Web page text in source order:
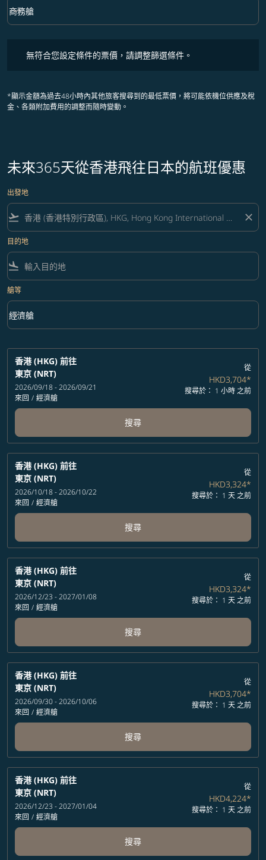
艙等 option 商務艙 Selected
商務艙
keyboard_arrow_down
無符合您設定條件的票價，請調整篩選條件。
*顯示金額為過去48小時內其他旅客搜尋到的最低票價，將可能依機位供應及稅
金、各類附加費用的調整而隨時變動。
未來365天從香港飛往日本的航班優惠
出發地
flight_takeoff close
目的地
flight_land
艙等
艙等 option 經濟艙 Selected
經濟艙
keyboard_arrow_down
香港 (HKG) 前往
東京 (NRT)
2026/09/18 - 2026/09/21
來回 / 經濟艙
從
HKD3,704*
搜尋於： 1 小時 之前
搜尋
香港 (HKG) 前往
東京 (NRT)
2026/10/18 - 2026/10/22
來回 / 經濟艙
從
HKD3,324*
搜尋於： 1 天 之前
搜尋
香港 (HKG) 前往
東京 (NRT)
2026/12/23 - 2027/01/08
來回 / 經濟艙
從
HKD3,324*
搜尋於： 1 天 之前
搜尋
香港 (HKG) 前往
東京 (NRT)
2026/09/30 - 2026/10/06
來回 / 經濟艙
從
HKD3,704*
搜尋於： 1 天 之前
搜尋
香港 (HKG) 前往
東京 (NRT)
2026/12/23 - 2027/01/04
來回 / 經濟艙
從
HKD4,224*
搜尋於： 1 天 之前
搜尋